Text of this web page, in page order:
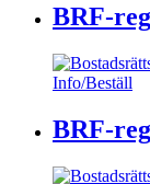
BRF-
Info/Beställ
BRF-